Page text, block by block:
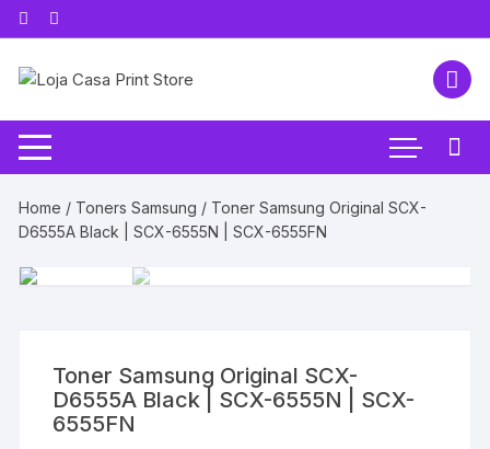
Pular
para
conteúdo
Home / Toners Samsung / Toner Samsung Original SCX-
D6555A Black | SCX-6555N | SCX-6555FN
Toner Samsung Original SCX-
D6555A Black | SCX-6555N | SCX-
6555FN